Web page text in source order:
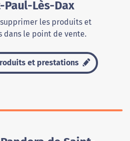
Paul-Lès-Dax
les produits et
le point de vente.
et prestations